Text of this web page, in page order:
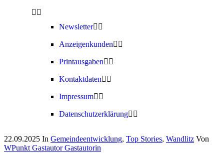
Newsletter
Anzeigenkunden
Printausgaben
Kontaktdaten
Impressum
Datenschutzerklärung
22.09.2025 In Gemeindeentwicklung, Top Stories, Wandlitz Von
WPunkt Gastautor Gastautorin